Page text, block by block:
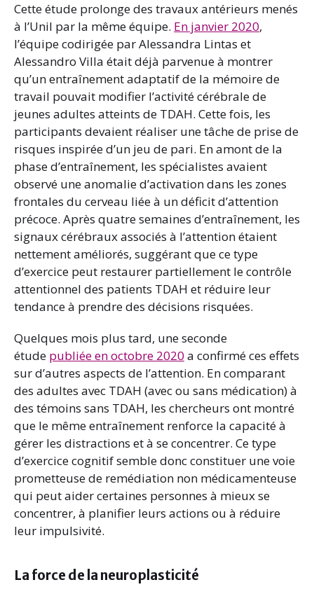
Cette étude prolonge des travaux antérieurs menés
à l’Unil par la même équipe. En janvier 2020,
l’équipe codirigée par Alessandra Lintas et
Alessandro Villa était déjà parvenue à montrer
qu’un entraînement adaptatif de la mémoire de
travail pouvait modifier l’activité cérébrale de
jeunes adultes atteints de TDAH. Cette fois, les
participants devaient réaliser une tâche de prise de
risques inspirée d’un jeu de pari. En amont de la
phase d’entraînement, les spécialistes avaient
observé une anomalie d’activation dans les zones
frontales du cerveau liée à un déficit d’attention
précoce. Après quatre semaines d’entraînement, les
signaux cérébraux associés à l’attention étaient
nettement améliorés, suggérant que ce type
d’exercice peut restaurer partiellement le contrôle
attentionnel des patients TDAH et réduire leur
tendance à prendre des décisions risquées.
Quelques mois plus tard, une seconde
étude publiée en octobre 2020 a confirmé ces effets
sur d’autres aspects de l’attention. En comparant
des adultes avec TDAH (avec ou sans médication) à
des témoins sans TDAH, les chercheurs ont montré
que le même entraînement renforce la capacité à
gérer les distractions et à se concentrer. Ce type
d’exercice cognitif semble donc constituer une voie
prometteuse de remédiation non médicamenteuse
qui peut aider certaines personnes à mieux se
concentrer, à planifier leurs actions ou à réduire
leur impulsivité.
La force de la neuroplasticité